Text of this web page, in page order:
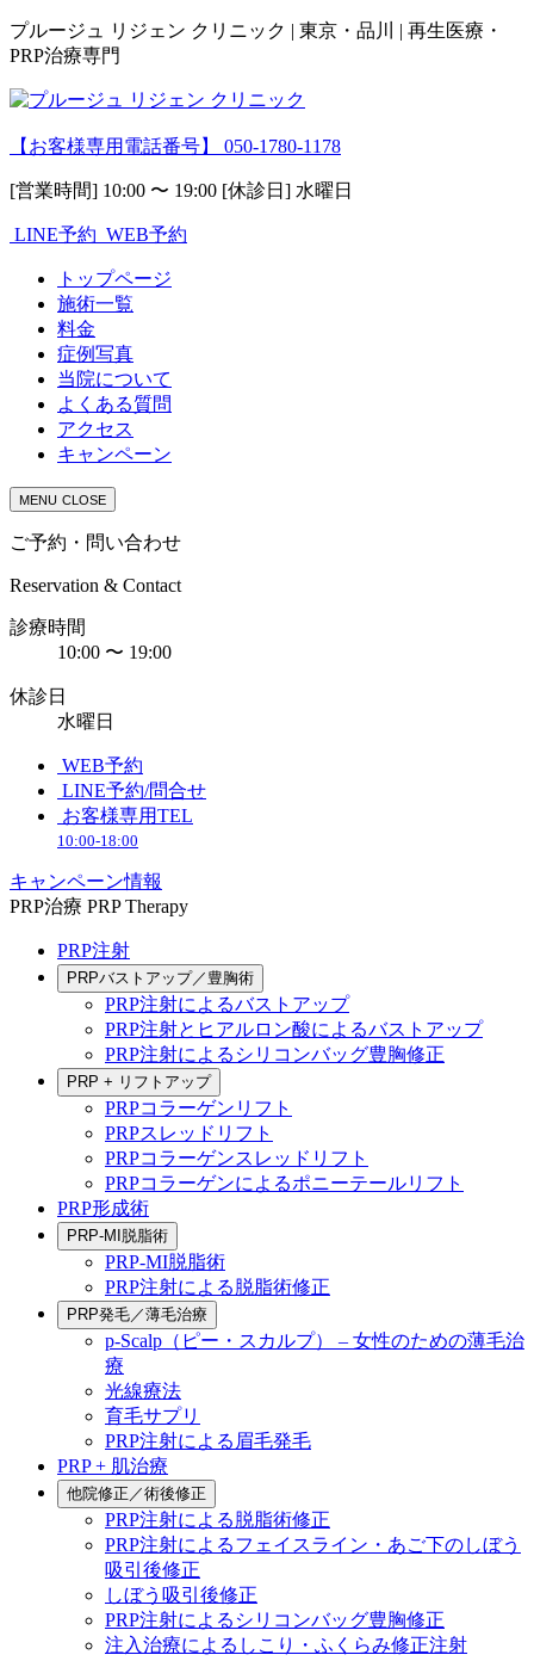
プルージュ リジェン クリニック | 東京・品川 | 再生医療・
PRP治療専門
【お客様専用電話番号】 050-1780-1178
[営業時間] 10:00 〜 19:00 [休診日] 水曜日
LINE予約 WEB予約
トップページ
施術一覧
料金
症例写真
当院について
よくある質問
アクセス
キャンペーン
MENU CLOSE
ご予約・問い合わせ
Reservation & Contact
診療時間
10:00 〜 19:00
休診日
水曜日
WEB予約
LINE予約/問合せ
お客様専用TEL
10:00-18:00
キャンペーン情報
PRP治療 PRP Therapy
PRP注射
PRPバストアップ／豊胸術
PRP注射によるバストアップ
PRP注射とヒアルロン酸によるバストアップ
PRP注射によるシリコンバッグ豊胸修正
PRP + リフトアップ
PRPコラーゲンリフト
PRPスレッドリフト
PRPコラーゲンスレッドリフト
PRPコラーゲンによるポニーテールリフト
PRP形成術
PRP-MI脱脂術
PRP-MI脱脂術
PRP注射による脱脂術修正
PRP発毛／薄毛治療
p-Scalp（ピー・スカルプ） – 女性のための薄毛治
療
光線療法
育毛サプリ
PRP注射による眉毛発毛
PRP + 肌治療
他院修正／術後修正
PRP注射による脱脂術修正
PRP注射によるフェイスライン・あご下のしぼう
吸引後修正
しぼう吸引後修正
PRP注射によるシリコンバッグ豊胸修正
注入治療によるしこり・ふくらみ修正注射